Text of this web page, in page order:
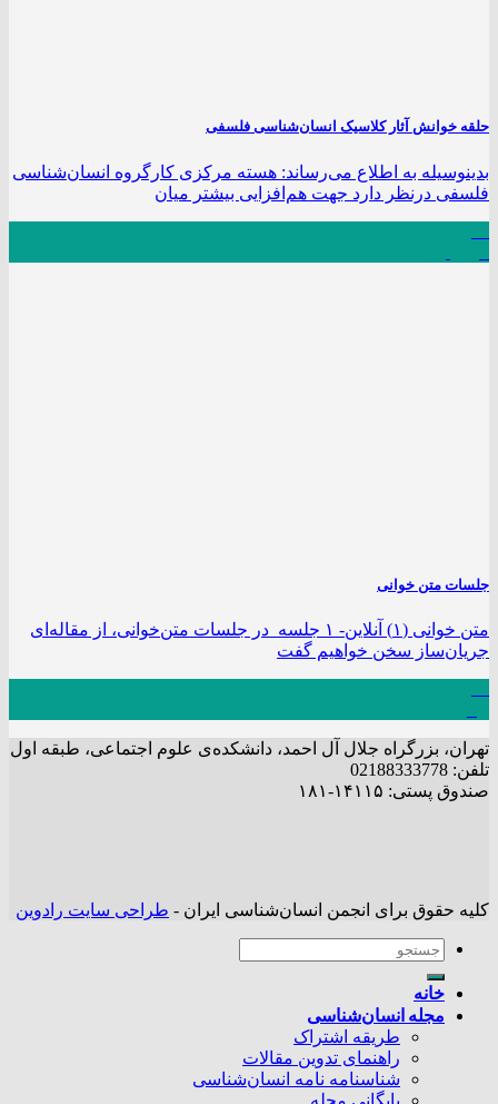
حلقه خوانش آثار کلاسیک انسان‌شناسی فلسفی
بدینوسیله به اطلاع می‌رساند: هسته مرکزی کارگروه انسان‌شناسی
فلسفی درنظر دارد جهت هم‌افزایی بیشتر میان
جلسات متن خوانی
متن خوانی (۱) آنلاین- ۱ جلسه در جلسات متن‌خوانی، از مقاله‌ای
جریان‌ساز سخن خواهیم گفت
تهران، بزرگراه جلال آل احمد، دانشکده‌ی علوم اجتماعی، طبقه اول
تلفن: 02188333778
صندوق پستی: ۱۴۱۱۵-۱۸۱
کلیه حقوق برای انجمن انسان‌شناسی ایران - طراحی سایت رادوین
خانه
مجله انسان‌شناسی
طریقه اشتراک
راهنمای تدوین مقالات
شناسنامه نامه انسان‌شناسی
بایگانی مجله